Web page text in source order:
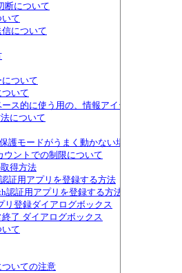
断について
て
について
ついて
いて
ス的に使う用の、情報アイテムについて
について
護モードがうまく動かない場合
ウントでの制限について
得方法
証用アプリを登録する方法
認証用アプリを登録する方法
リ登録ダイアログボックス
了 ダイアログボックス
て
いての注意